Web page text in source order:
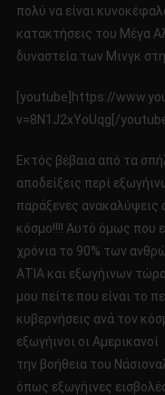
πολύ να είναι
κατακτήσεις του Μέγα
δυναστεία των Μινγκ
[youtube]https://
v=8N1J2xYoUqg[/
Εκτός βέβαια από τα
αποδείξεις περί
παράξενες ανακαλύψεις
κόσμο!!!! Αυτό όμως που
χρόνια το 90% των
ΑΤΙΑ και εξωγήινων τώρα
μου πείτε που είναι το
κυβερνήσεις ανά τον
εξωγήινοι οι
την βοήθεια του
όπως εξωγήινες